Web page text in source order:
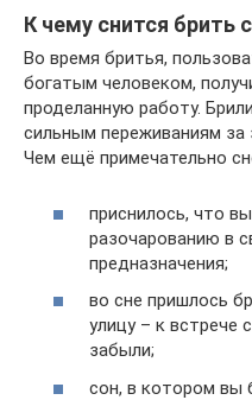
К чему снится брить
Во время бритья,
богатым человеком,
проделанную работу.
сильным переживаниям за
Чем ещё примечательно
приснилось, что
разочарованию в
предназначения;
во сне пришлось
улицу – к встрече
забыли;
сон, в котором вы